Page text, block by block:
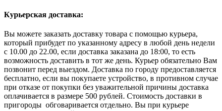
Курьерская доставка:
Вы можете заказать доставку товара с помощью курьера,
который прибудет по указанному адресу в любой день недели
с 10.00 до 22.00, если доставка заказана до 18:00, то есть
возможность доставить в тот же день. Курьер обязательно Вам
позвонит перед выездом. Доставка по городу предоставляется
бесплатно, если вы покупаете устройство, в противном случае
при отказе от покупки без уважительной причины доставка
оплачивается в размере 500 рублей. Стоимость доставки в
пригороды обговаривается отдельно. Вы при курьере